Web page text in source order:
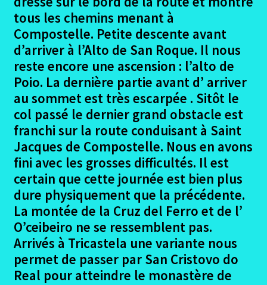
Estella – Navarette
Navarette – Bellorado
Belorado – Hontanas
Hontanas – Sahagun
Sahagun – Astorga
Astorga – Villa Franco del Bierzo
Villa Franco del Bierzo – Sarria
Sarria – Arzua
Arzua – Santiago
tous les chemins menant à
Compostelle. Petite descente avant
d’arriver à l’Alto de San Roque. Il nous
reste encore une ascension : l’alto de
Poio. La dernière partie avant d’ arriver
au sommet est très escarpée . Sitôt le
col passé le dernier grand obstacle est
franchi sur la route conduisant à Saint
Jacques de Compostelle. Nous en avons
fini avec les grosses difficultés. Il est
certain que cette journée est bien plus
dure physiquement que la précédente.
La montée de la Cruz del Ferro et de l’
O’ceibeiro ne se ressemblent pas.
Arrivés à Tricastela une variante nous
permet de passer par San Cristovo do
Real pour atteindre le monastère de